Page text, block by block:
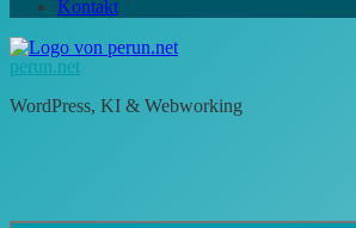
Kontakt
perun.net
WordPress, KI & Webworking